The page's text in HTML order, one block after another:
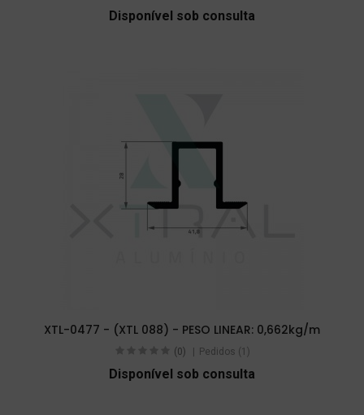
Disponível sob consulta
XTL-0477 - (XTL 088) - PESO LINEAR: 0,662kg/m
(0) Pedidos (1)
Disponível sob consulta